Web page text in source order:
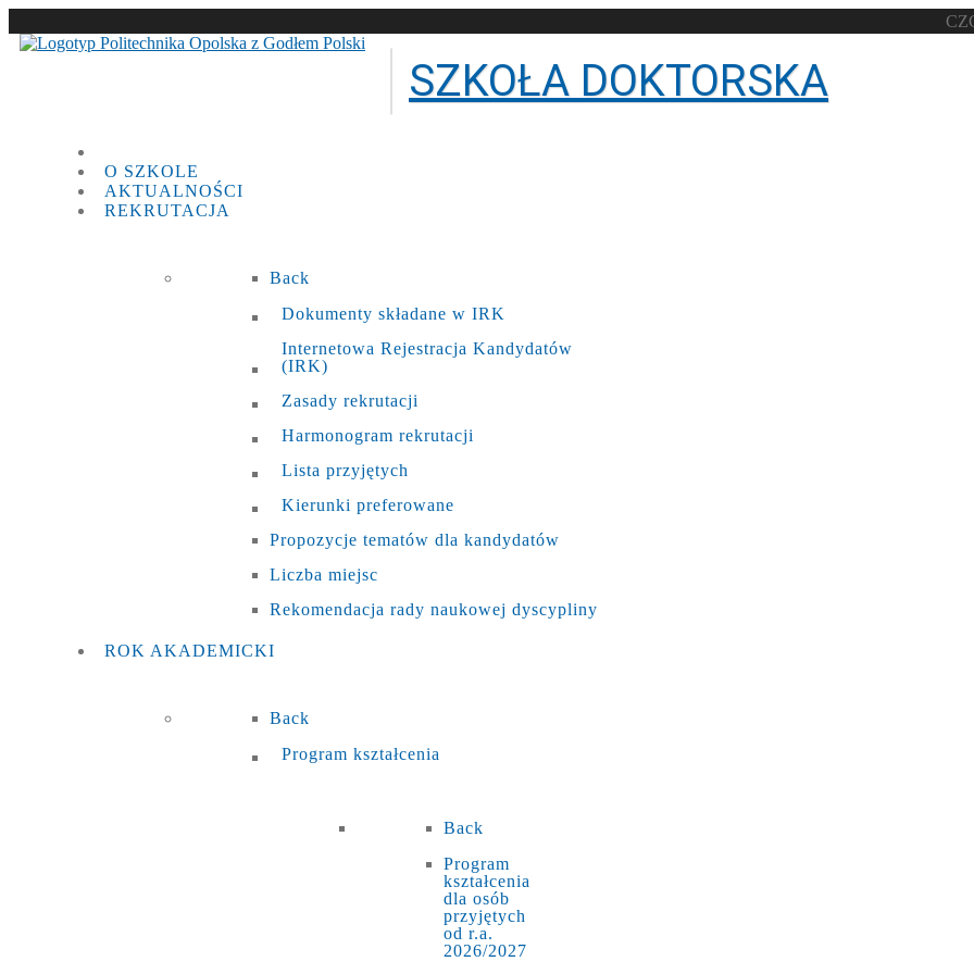
SZKOŁA DOKTORSKA
O SZKOLE
AKTUALNOŚCI
REKRUTACJA
Back
Dokumenty składane w IRK
Internetowa Rejestracja Kandydatów
(IRK)
Zasady rekrutacji
Harmonogram rekrutacji
Lista przyjętych
Kierunki preferowane
Propozycje tematów dla kandydatów
Liczba miejsc
Rekomendacja rady naukowej dyscypliny
ROK AKADEMICKI
Back
Program kształcenia
Back
Program
kształcenia
dla osób
przyjętych
od r.a.
2026/2027